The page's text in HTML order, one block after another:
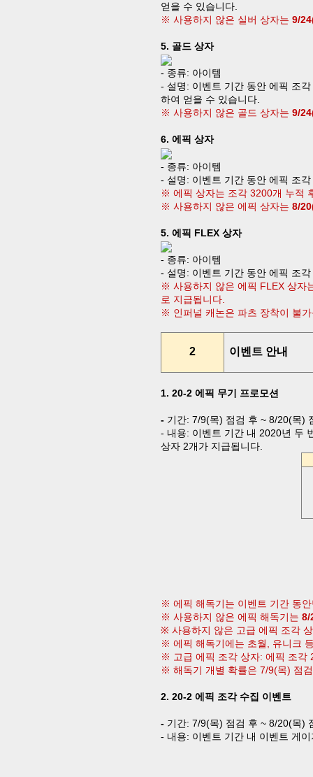
얻을 수 있습니다
※ 사용하지 않은 실버 상자는 9/
5. 골드 상자
- 종류: 아이템
- 설명: 이벤트 기간 동안 에픽 조
하여 얻을 수 있습니다.
※ 사용하지 않은 골드 상자는 9/
6. 에픽 상자
- 종류: 아이템
- 설명: 이벤트 기간 동안 에픽 조
※ 에픽 상자는 조각 3200개 누적
※ 사용하지 않은 에픽 상자는 8/
5. 에픽 FLEX 상자
- 종류: 아이템
- 설명: 이벤트 기간 동안 에픽 조
※ 사용하지 않은 에픽 FLEX 상자
로 지급됩니다
※ 인퍼널 캐논은 파츠 장착이 불
2 이벤트 안내
1. 20-2 에픽 무기 프로모션
- 기간: 7/9(목) 점검 후 ~ 8/20(목)
- 내용: 이벤트 기간 내 2020년 두
상자 2개가 지급됩니다
※ 에픽 해독기는 이벤트 기간 동
※ 사용하지 않은 에픽 해독기는 8/
※ 사용하지 않은 고급 에픽 조각
※ 에픽 해독기에는 초월
유니크
※ 고급 에픽 조각 상자: 에픽 조각
※ 해독기 개별 확률은 7/9(목) 점
2. 20-2 에픽 조각 수집 이벤트
- 기간: 7/9(목) 점검 후 ~ 8/20(목)
- 내용: 이벤트 기간 내 이벤트 게